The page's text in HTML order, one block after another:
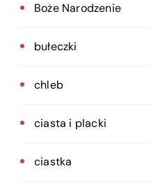
Boże Narodzenie
bułeczki
chleb
ciasta i placki
ciastka